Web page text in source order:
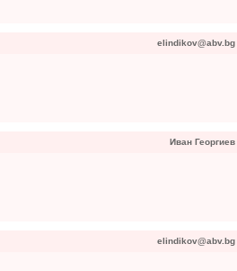
elindikov@abv.bg
Иван Георгиев
elindikov@abv.bg